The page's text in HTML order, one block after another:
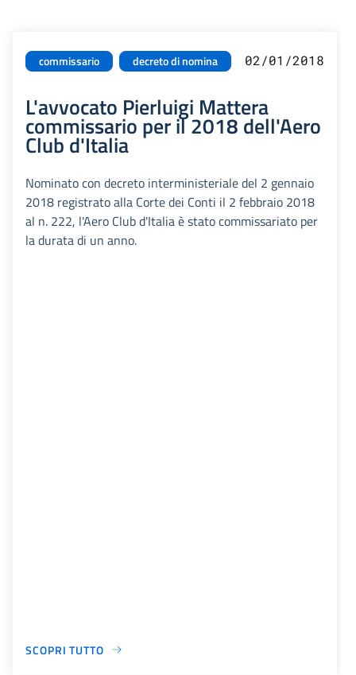
commissario decreto di nomina 02/01/2018
L'avvocato Pierluigi Mattera
commissario per il 2018 dell'Aero
Club d'Italia
Nominato con decreto interministeriale del 2 gennaio
2018 registrato alla Corte dei Conti il 2 febbraio 2018
al n. 222, l'Aero Club d'Italia è stato commissariato per
la durata di un anno.
SCOPRI TUTTO